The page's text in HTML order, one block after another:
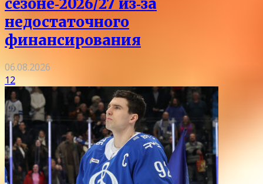
недостаточного
финансирования
06.08.2026
12